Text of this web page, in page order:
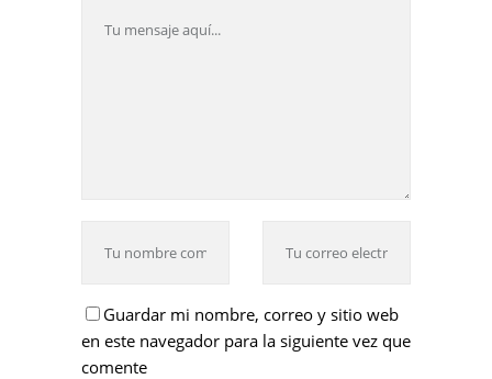
Guardar mi nombre, correo y sitio web
en este navegador para la siguiente vez que
comente